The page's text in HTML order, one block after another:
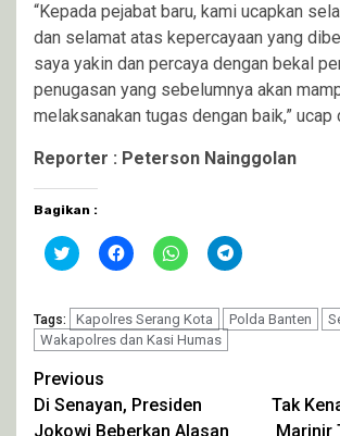
“Kepada pejabat baru, kami ucapkan
dan selamat atas kepercayaan yang
saya yakin dan percaya dengan bekal
penugasan yang sebelumnya akan
melaksanakan tugas dengan baik,” ucap
Reporter : Peterson Nainggolan
Bagikan :
Klik
untuk
Twitter(Membuka
di
jendela
yang
Klik
untuk
Facebook(Membuka
di
jendela
yang
Klik
untuk
WhatsApp(Membuka
di
jendela
yang
Klik
untuk
di
jendela
Tags: Kapolres Serang Kota Polda Banten
Wakapolres dan Kasi Humas
Continue
Reading
Previous
Di Senayan, Presiden
Jokowi Beberkan Alasan
Tak
Marinir